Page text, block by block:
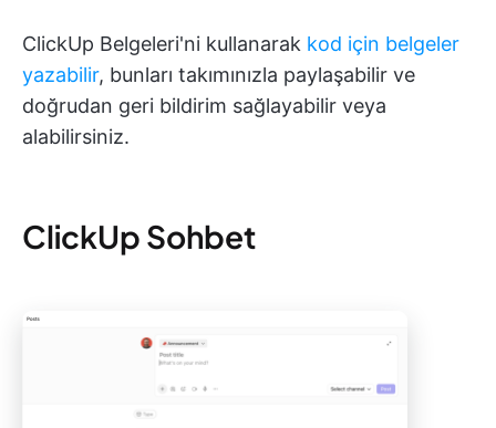
ClickUp Belgeleri'ni kullanarak kod için belgeler
yazabilir, bunları takımınızla paylaşabilir ve
doğrudan geri bildirim sağlayabilir veya
alabilirsiniz.
ClickUp Sohbet